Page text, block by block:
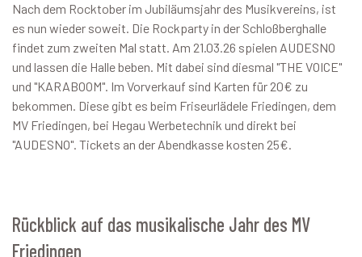
Nach dem Rocktober im Jubiläumsjahr des Musikvereins, ist
es nun wieder soweit. Die Rockparty in der Schloßberghalle
findet zum zweiten Mal statt. Am 21.03.26 spielen AUDESNO
und lassen die Halle beben. Mit dabei sind diesmal "THE VOICE"
und "KARABOOM". Im Vorverkauf sind Karten für 20€ zu
bekommen. Diese gibt es beim Friseurlädele Friedingen, dem
MV Friedingen, bei Hegau Werbetechnik und direkt bei
"AUDESNO". Tickets an der Abendkasse kosten 25€.
Rückblick auf das musikalische Jahr des MV
Friedingen